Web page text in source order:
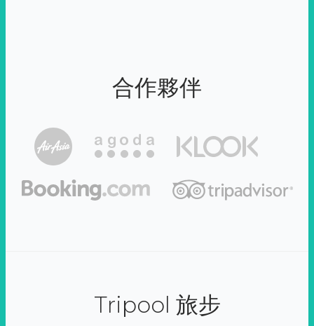
合作夥伴
Tripool 旅步